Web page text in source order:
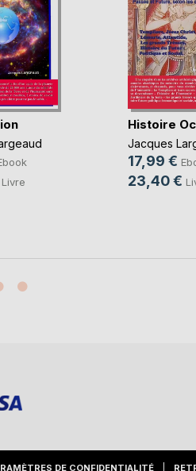
Livre
Histoire
Jacques
17,99 €
23,40 €
DE CONFIDENTIALITÉ